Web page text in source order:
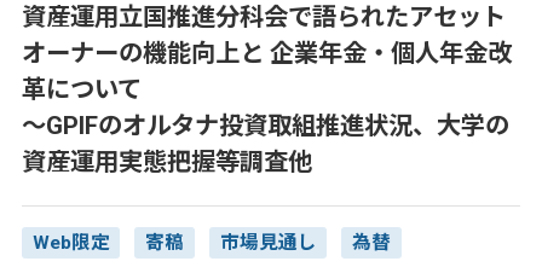
資産運用立国推進分科会で語られたアセット
オーナーの機能向上と 企業年金・個人年金改
革について
～GPIFのオルタナ投資取組推進状況、大学の
資産運用実態把握等調査他
Web限定 寄稿 市場見通し 為替